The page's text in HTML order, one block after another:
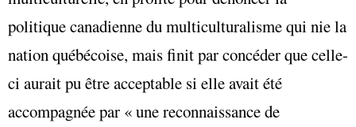
politique canadienne du multiculturalisme qui nie la
nation québécoise, mais finit par concéder que celle-
ci aurait pu être acceptable si elle avait été
accompagnée par « une reconnaissance de